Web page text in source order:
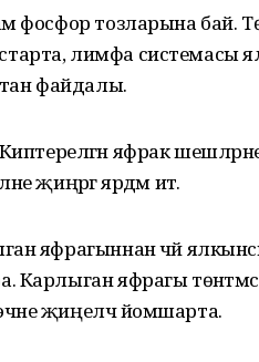
фосфор тозларына бай.
лимфа системасы
файдалы.
Киптерелгән яфрак
җиңәргә ярдәм итә.
яфрагыннан чәй
яфрагы
җиңелчә йомшарта.